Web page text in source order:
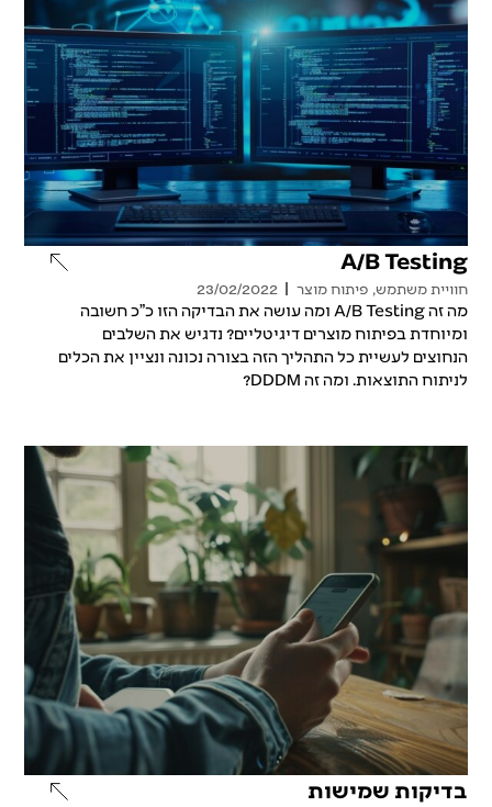
A/B Testing
חוויית משתמש, פיתוח מוצר 23/02/2022
מה זה A/B Testing ומה עושה את הבדיקה הזו כ"כ חשובה
ומיוחדת בפיתוח מוצרים דיגיטליים? נדגיש את השלבים
הנחוצים לעשיית כל התהליך הזה בצורה נכונה ונציין את הכלים
לניתוח התוצאות. ומה זה DDDM?
בדיקות שמישות